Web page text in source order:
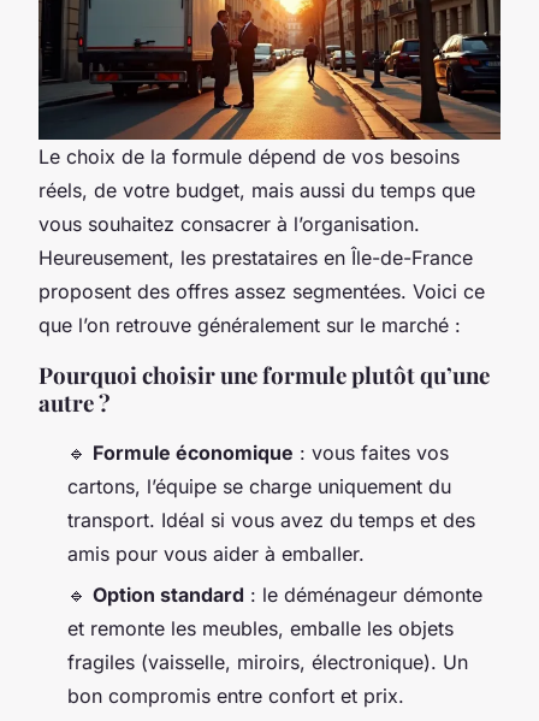
Le choix de la formule dépend de vos besoins
réels, de votre budget, mais aussi du temps que
vous souhaitez consacrer à l’organisation.
Heureusement, les prestataires en Île-de-France
proposent des offres assez segmentées. Voici ce
que l’on retrouve généralement sur le marché :
Pourquoi choisir une formule plutôt qu’une
autre ?
🔹 Formule économique : vous faites vos
cartons, l’équipe se charge uniquement du
transport. Idéal si vous avez du temps et des
amis pour vous aider à emballer.
🔹 Option standard : le déménageur démonte
et remonte les meubles, emballe les objets
fragiles (vaisselle, miroirs, électronique). Un
bon compromis entre confort et prix.